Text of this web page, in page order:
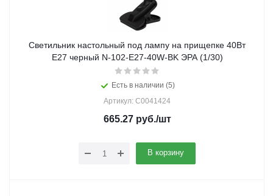
Светильник настольный под лампу на прищепке 40Вт
E27 черный N-102-E27-40W-BK ЭРА (1/30)
Есть в наличии (5)
Артикул: C0041424
665.27руб./шт
В корзину